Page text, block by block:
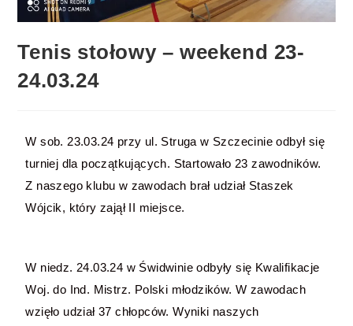
Tenis stołowy – weekend 23-
24.03.24
W sob. 23.03.24 przy ul. Struga w Szczecinie odbył się
turniej dla początkujących. Startowało 23 zawodników.
Z naszego klubu w zawodach brał udział Staszek
Wójcik, który zajął II miejsce.
W niedz. 24.03.24 w Świdwinie odbyły się Kwalifikacje
Woj. do Ind. Mistrz. Polski młodzików. W zawodach
wzięło udział 37 chłopców. Wyniki naszych